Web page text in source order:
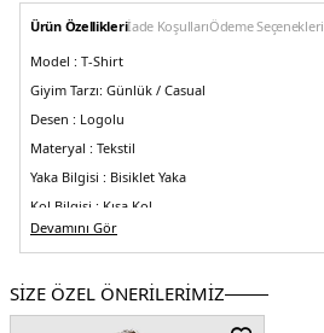
Ürün Özellikleriİade KoşullarıÖdeme Seçenekleri
Model : T-Shirt
Giyim Tarzı: Günlük / Casual
Desen : Logolu
Materyal : Tekstil
Yaka Bilgisi : Bisiklet Yaka
Kol Bilgisi : Kısa Kol
Kalıp Bilgisi :Regular Fit
3DE0UNT3535SST.17
Devamını Gör
SİZE ÖZEL ÖNERİLERİMİZ